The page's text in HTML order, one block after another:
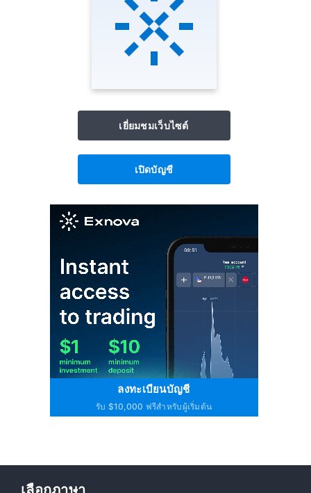
เยี่ยมชมเว็บไซต์
เปิดบัญชี
ลงทะเบียนบัญชี
รับ $10,000 ฟรีสำหรับผู้เริ่มต้น